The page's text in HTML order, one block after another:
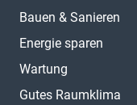
Bauen & Sanieren
Energie sparen
Wartung
Gutes Raumklima